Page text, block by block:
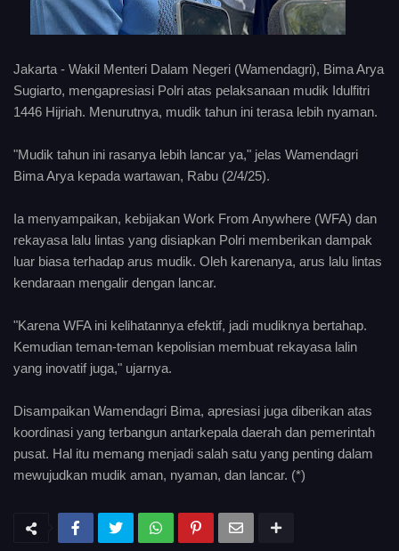
Jakarta - Wakil Menteri Dalam Negeri (Wamendagri), Bima Arya
Sugiarto, mengapresiasi Polri atas pelaksanaan mudik Idulfitri
1446 Hijriah. Menurutnya, mudik tahun ini terasa lebih nyaman.
"Mudik tahun ini rasanya lebih lancar ya," jelas Wamendagri
Bima Arya kepada wartawan, Rabu (2/4/25).
Ia menyampaikan, kebijakan Work From Anywhere (WFA) dan
rekayasa lalu lintas yang disiapkan Polri memberikan dampak
luar biasa terhadap arus mudik. Oleh karenanya, arus lalu lintas
kendaraan mengalir dengan lancar.
"Karena WFA ini kelihatannya efektif, jadi mudiknya bertahap.
Kemudian teman-teman kepolisian membuat rekayasa lalin
yang inovatif juga," ujarnya.
Disampaikan Wamendagri Bima, apresiasi juga diberikan atas
koordinasi yang terbangun antarkepala daerah dan pemerintah
pusat. Hal itu memang menjadi salah satu yang penting dalam
mewujudkan mudik aman, nyaman, dan lancar. (*)